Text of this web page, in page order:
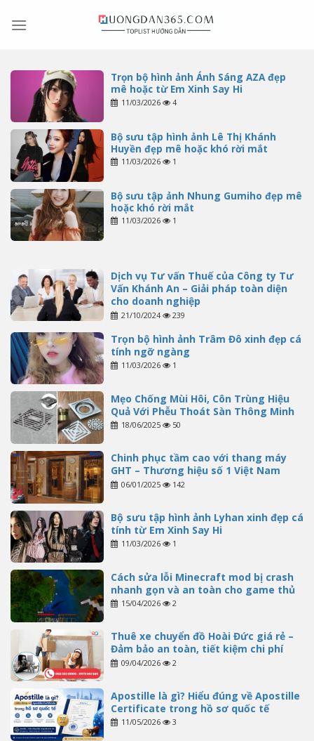
Trọn bộ hình ảnh Ánh Sáng AZA đẹp
mê hoặc từ Em Xinh Say Hi
11/03/2026 4
Bộ sưu tập hình ảnh Lê Thị Khánh
Huyền đẹp mê hoặc khó rời mắt
11/03/2026 1
Bộ sưu tập ảnh Nhung Gumiho đẹp mê
hoặc khó rời mắt
11/03/2026 1
Dịch vụ Tư vấn Thuế của Công ty Tư
Vấn Khánh An – Giải pháp toàn diện
cho doanh nghiệp
21/10/2024 239
Trọn bộ hình ảnh Trâm Đô xinh đẹp cá
tính ngỡ ngàng
11/03/2026 1
Mẹo Chống Mùi Hôi, Côn Trùng Hiệu
Quả Với Phễu Thoát Sàn Thông Minh
18/06/2025 50
Chinh phục tầm cao với thang máy
GHT – Thương hiệu số 1 Việt Nam
06/01/2025 142
Bộ sưu tập hình ảnh Lyhan xinh đẹp cá
tính từ Em Xinh Say Hi
11/03/2026 1
Cách sửa lỗi Minecraft mod bị crash
nhanh gọn và an toàn cho game thủ
15/04/2026 2
Thuê xe chuyển đồ Hoài Đức giá rẻ –
Đảm bảo an toàn, tiết kiệm chi phí
09/04/2026 2
Apostille là gì? Hiểu đúng về Apostille
Certificate trong hồ sơ quốc tế
11/05/2026 3